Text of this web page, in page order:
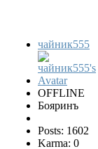
чайник555
OFFLINE
Бояринъ
Posts: 1602
Karma: 0